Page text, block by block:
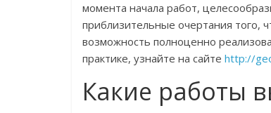
момента начала работ,
приблизительные очертания того,
возможность полноценно
практике, узнайте на сайте http://
Какие работы